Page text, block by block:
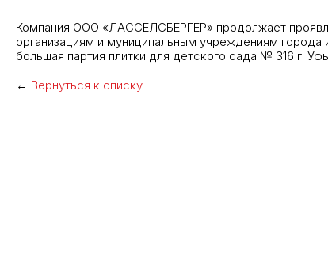
Компания ООО «ЛАССЕЛСБЕРГЕР» продолжает
организациям и муниципальным учреждениям города
большая партия плитки для детского сада № 316 г.
← Вернуться к списку